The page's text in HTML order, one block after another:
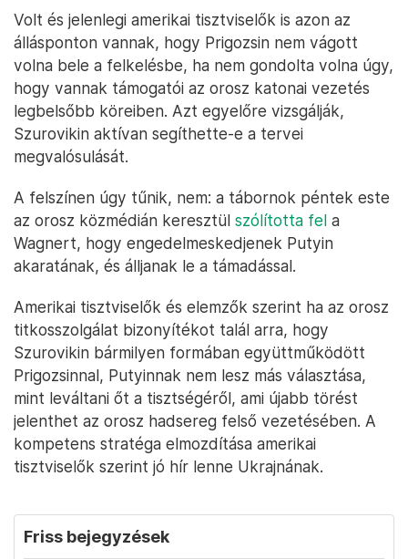
Volt és jelenlegi amerikai tisztviselők is azon az
állásponton vannak, hogy Prigozsin nem vágott
volna bele a felkelésbe, ha nem gondolta volna úgy,
hogy vannak támogatói az orosz katonai vezetés
legbelsőbb köreiben. Azt egyelőre vizsgálják,
Szurovikin aktívan segíthette-e a tervei
megvalósulását.
A felszínen úgy tűnik, nem: a tábornok péntek este
az orosz közmédián keresztül szólította fel a
Wagnert, hogy engedelmeskedjenek Putyin
akaratának, és álljanak le a támadással.
Amerikai tisztviselők és elemzők szerint ha az orosz
titkosszolgálat bizonyítékot talál arra, hogy
Szurovikin bármilyen formában együttműködött
Prigozsinnal, Putyinnak nem lesz más választása,
mint leváltani őt a tisztségéről, ami újabb törést
jelenthet az orosz hadsereg felső vezetésében. A
kompetens stratéga elmozdítása amerikai
tisztviselők szerint jó hír lenne Ukrajnának.
Friss bejegyzések